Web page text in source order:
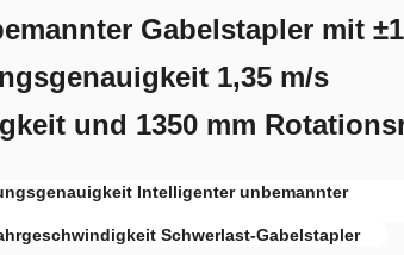
Gabelstapler mit
1,35 m/s
und 1350 mm
Intelligenter unbemannter
Schwerlast-Gabelstapler